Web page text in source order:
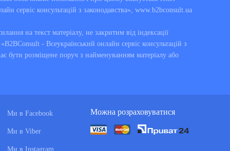
сервіс консультацій з законодавства», www.b2bconsult.ua
на текст матеріалу, не закритим від індексації
- Всеукраїнський онлайн сервіс консультацій з
бути розміщене поруч з найменуванням матеріалу або
Ми в Facebook
Ми в Viber
Ми в Instagram
Можна розраховуватися